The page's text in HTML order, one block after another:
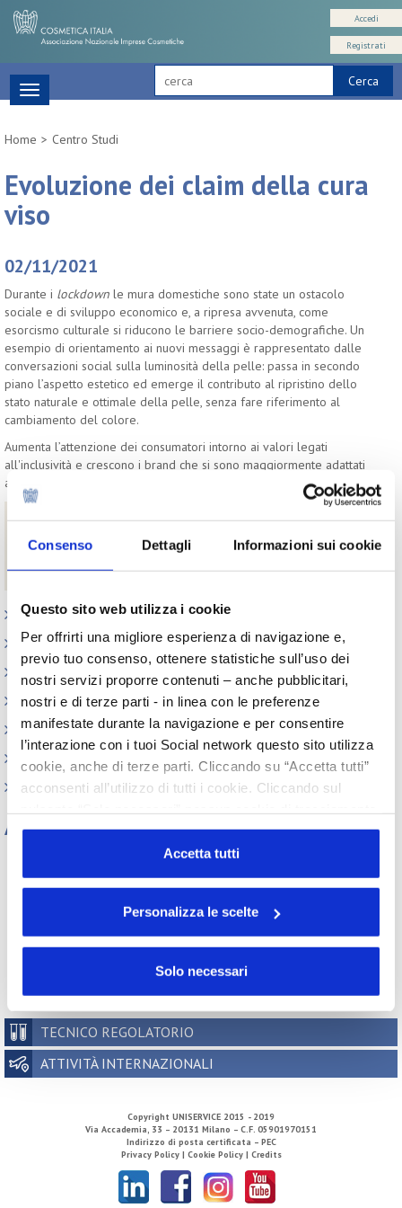
Consenso Dettagli Informazioni sui cookie
Questo sito web utilizza i cookie
Per offrirti una migliore esperienza di navigazione e,
previo tuo consenso, ottenere statistiche sull’uso dei
nostri servizi proporre contenuti – anche pubblicitari,
nostri e di terze parti - in linea con le preferenze
manifestate durante la navigazione e per consentire
l’interazione con i tuoi Social network questo sito utilizza
cookie, anche di terze parti. Cliccando su “Accetta tutti”
acconsenti all’utilizzo di tutti i cookie. Cliccando sul
o profilazione viene utilizzato. Cliccando su
“Personalizza le scelte” è possibile esprimere la propria
volontà in relazione a ciascuna categoria di cookie del
Accetta tutti
Personalizza le scelte
Solo necessari
Cerca
Accedi
Registrati
Toggle
navigation
Home
Centro Studi
Evoluzione dei claim della cura
viso
02/11/2021
Durante i lockdown le mura domestiche sono state un ostacolo
sociale e di sviluppo economico e, a ripresa avvenuta, come
esorcismo culturale si riducono le barriere socio-demografiche. Un
esempio di orientamento ai nuovi messaggi è rappresentato dalle
conversazioni social sulla luminosità della pelle: passa in secondo
piano l’aspetto estetico ed emerge il contributo al ripristino dello
stato naturale e ottimale della pelle, senza fare riferimento al
cambiamento del colore.
Aumenta l’attenzione dei consumatori intorno ai valori legati
all'inclusività e crescono i brand che si sono maggiormente adattati
al cambiamento culturale.
Download
Evoluzione dei claim della cura viso
Beauty Trend Watch - versione completa di ottobre 2021
Appuntamenti
Outlook: il nuovo report del Centro Studi
Contesto macroeconomico
Scenari internazionali
Consumer trends
Precedenti pubblicazioni
Indagini tematiche
Archivio
2026 2025 2024
2023
2021 2020
2004
2002
TECNICO REGOLATORIO
ATTIVITÀ INTERNAZIONALI
Copyright UNISERVICE 2015 - 2019
Via Accademia, 33 – 20131 Milano – C.F. 05901970151
Indirizzo di posta certificata – PEC
Privacy Policy | Cookie Policy | Credits